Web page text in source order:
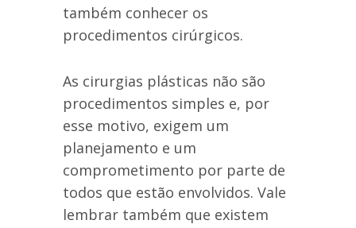
também conhecer os
procedimentos cirúrgicos.
As cirurgias plásticas não são
procedimentos simples e, por
esse motivo, exigem um
planejamento e um
comprometimento por parte de
todos que estão envolvidos. Vale
lembrar também que existem